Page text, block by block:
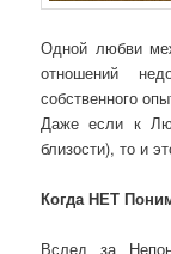
Одной любви
отношений
собственного
Даже если к
близости), то и
Когда НЕТ
Вслед за